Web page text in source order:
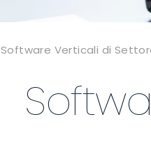
Software Verticali di